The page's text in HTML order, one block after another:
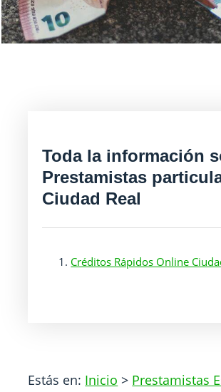
Toda la información
Prestamistas
Ciudad Real
Créditos Rápidos Online
Estás en: Inicio > Prestamistas